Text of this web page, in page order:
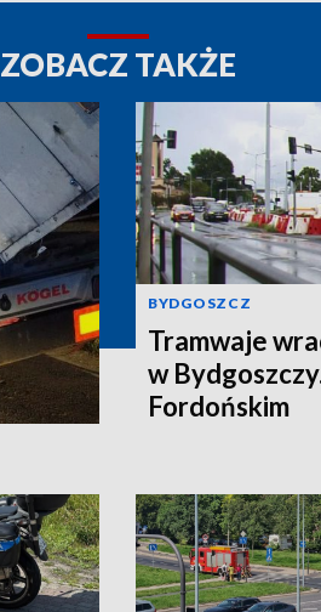
ZOBACZ TAKŻE
BYDGOSZCZ
Tramwaje
w
Fordońskim